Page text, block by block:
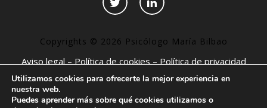
Copyrights © 2026 Psicólogo María Bilbao
Aviso legal – Política de cookies – Política de privacidad
–Declaración de accesibilidad–Páginas interesantes
Utilizamos cookies para ofrecerte la mejor experiencia en
nuestra web.
Puedes aprender más sobre qué cookies utilizamos o